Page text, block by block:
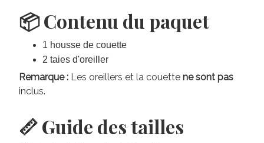
📦 Contenu du paquet
1 housse de couette
2 taies d'oreiller
Remarque : Les oreillers et la couette ne sont pas
inclus.
📏 Guide des tailles